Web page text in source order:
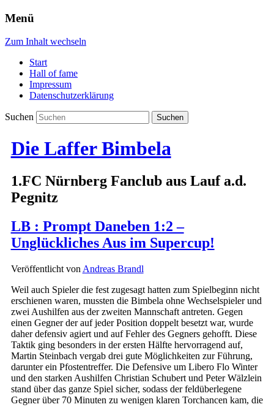
Menü
Zum Inhalt wechseln
Start
Hall of fame
Impressum
Datenschutzerklärung
Suchen
Die Laffer Bimbela
1.FC Nürnberg Fanclub aus Lauf a.d.
Pegnitz
LB : Prompt Daneben 1:2 –
Unglückliches Aus im Supercup!
Veröffentlicht von Andreas Brandl
Weil auch Spieler die fest zugesagt hatten zum Spielbeginn nicht
erschienen waren, mussten die Bimbela ohne Wechselspieler und
zwei Aushilfen aus der zweiten Mannschaft antreten. Gegen
einen Gegner der auf jeder Position doppelt besetzt war, wurde
daher defensiv agiert und auf Fehler des Gegners gehofft. Diese
Taktik ging besonders in der ersten Hälfte hervorragend auf,
Martin Steinbach vergab drei gute Möglichkeiten zur Führung,
darunter ein Pfostentreffer. Die Defensive um Libero Flo Winter
und den starken Aushilfen Christian Schubert und Peter Wälzlein
stand über das ganze Spiel sicher, sodass der feldüberlegene
Gegner über 70 Minuten zu wenigen klaren Torchancen kam, die